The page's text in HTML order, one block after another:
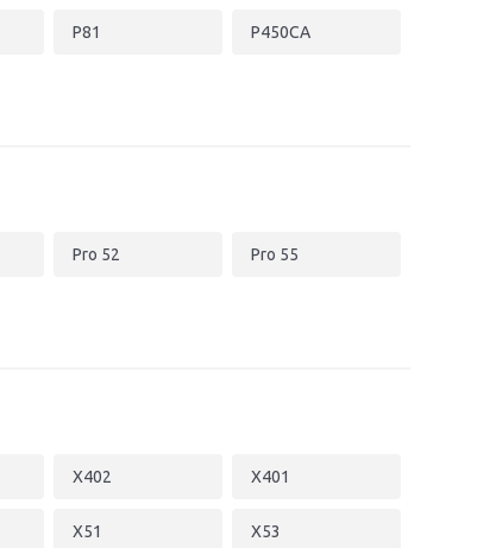
P81 P450CA
Pro 52 Pro 55
X402 X401
X51 X53